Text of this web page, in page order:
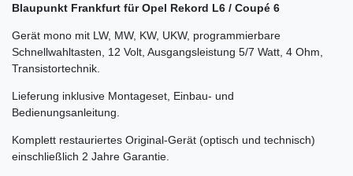
Blaupunkt Frankfurt für Opel Rekord L6 / Coupé 6
Gerät mono mit LW, MW, KW, UKW, programmierbare
Schnellwahltasten, 12 Volt, Ausgangsleistung 5/7 Watt, 4 Ohm,
Transistortechnik.
Lieferung inklusive Montageset, Einbau- und
Bedienungsanleitung.
Komplett restauriertes Original-Gerät (optisch und technisch)
einschließlich 2 Jahre Garantie.